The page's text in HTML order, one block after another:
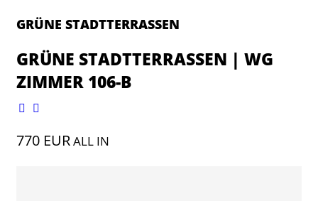
GRÜNE STADTTERRASSEN
GRÜNE STADTTERRASSEN | WG
ZIMMER 106-B
770 EURALL IN